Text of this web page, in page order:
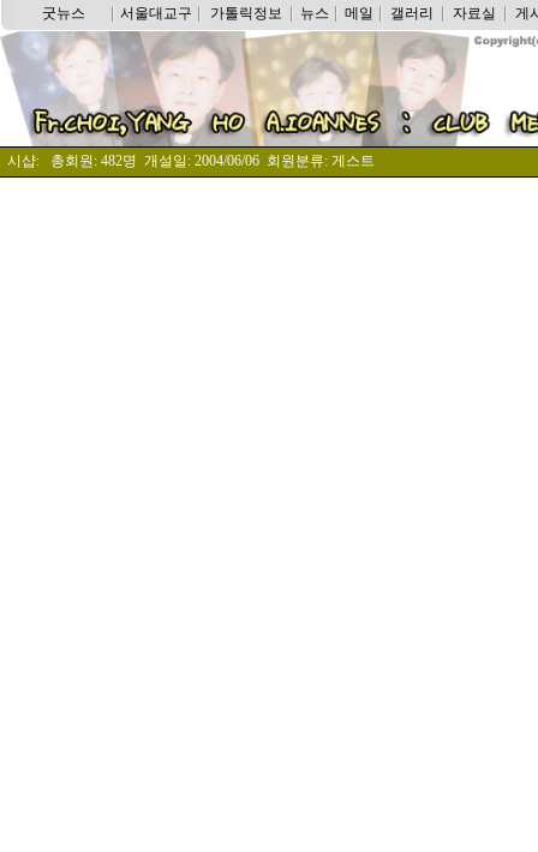
굿뉴스 서울대교구 가톨릭정보 뉴스 메일 갤러리 자료실 게
시샵: 총회원: 482명 개설일: 2004/06/06 회원분류: 게스트